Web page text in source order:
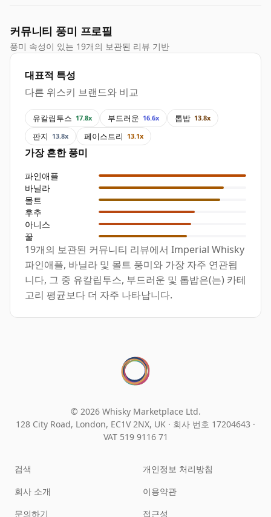
커뮤니티 풍미 프로필
풍미 속성이 있는 19개의 보관된 리뷰 기반
대표적 특성
다른 위스키 브랜드와 비교
유칼립투스 17.8x 부드러운 16.6x 톱밥 13.8x
판지 13.8x 페이스트리 13.1x
가장 흔한 풍미
파인애플
바닐라
몰트
후추
아니스
꿀
19개의 보관된 커뮤니티 리뷰에서 Imperial Whisky
파인애플, 바닐라 및 몰트 풍미와 가장 자주 연관됩
니다, 그 중 유칼립투스, 부드러운 및 톱밥은(는) 카테
고리 평균보다 더 자주 나타납니다.
© 2026 Whisky Marketplace Ltd.
128 City Road, London, EC1V 2NX, UK · 회사 번호 17204643 ·
VAT 519 9116 71
검색
회사 소개
문의하기
개인정보 처리방침
이용약관
접근성